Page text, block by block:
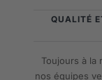
QUALITÉ
Toujours à la
nos équipes